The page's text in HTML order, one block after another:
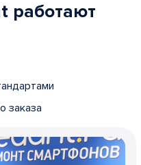
работают
заказа